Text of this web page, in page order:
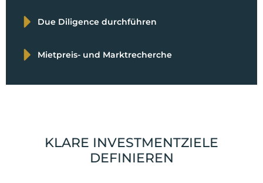
Due Diligence durchführen
Mietpreis- und Marktrecherche
KLARE INVESTMENTZIELE
DEFINIEREN